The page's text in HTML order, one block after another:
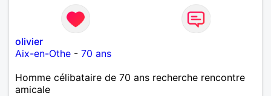
olivier
Aix-en-Othe - 70 ans
Homme célibataire de 70 ans recherche rencontre
amicale